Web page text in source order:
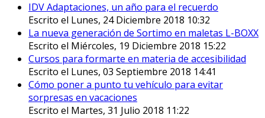
IDV Adaptaciones, un año para el recuerdo
Escrito el Lunes, 24 Diciembre 2018 10:32
La nueva generación de Sortimo en maletas L-BOXX
Escrito el Miércoles, 19 Diciembre 2018 15:22
Cursos para formarte en materia de accesibilidad
Escrito el Lunes, 03 Septiembre 2018 14:41
Cómo poner a punto tu vehículo para evitar
sorpresas en vacaciones
Escrito el Martes, 31 Julio 2018 11:22